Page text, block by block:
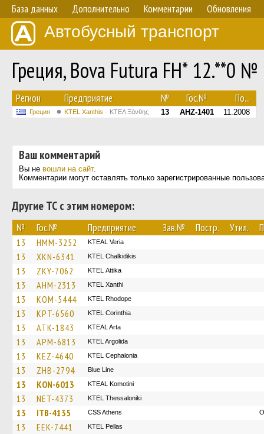
База данных Дополнительно Комментарии Обновления
Автобусный транспорт
Греция, Bova Futura FH* 12.**0
Регион Предприятие № Гос.№ По...
Греция KTEL Xanthis ΚΤΕΛ Ξάνθης 13 AHZ-1401 11.2008
Ваш комментарий
Вы не вошли на сайт.
Комментарии могут оставлять только зарегистрированные
Другие ТС с этим номером:
№ Гос.№ Предприятие Зав.№ Постр. Утил.
13 HMM-3252 KTEAL Veria
13 XKN-6341 ΚΤΕL Chalkidikis
13 ZKY-7062 KΤΕL Αttika
13 AHM-2313 KTEL Xanthi
13 KOM-5444 KTEL Rhodope
13 KPT-6560 KTEL Corinthia
13 ATK-1843 KTEAL Arta
13 APM-6813 KTEL Argolida
13 KEZ-4640 KTEL Cephalonia
13 ZHB-2794 Blue Line
13 KON-6013 KTEAL Komotini
13 NET-4373 KTEL Thessaloniki
13 ITB-4135 CSS Athens
13 EEK-7441 KTEL Pellas